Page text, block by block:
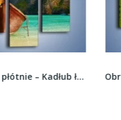
Obraz na płótnie – Kadłub łodzi i lazurowa woda...